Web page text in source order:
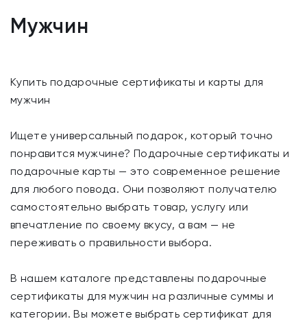
Мужчин
Купить подарочные сертификаты и карты для
мужчин
Ищете универсальный подарок, который точно
понравится мужчине? Подарочные сертификаты и
подарочные карты — это современное решение
для любого повода. Они позволяют получателю
самостоятельно выбрать товар, услугу или
впечатление по своему вкусу, а вам — не
переживать о правильности выбора.
В нашем каталоге представлены подарочные
сертификаты для мужчин на различные суммы и
категории. Вы можете выбрать сертификат для